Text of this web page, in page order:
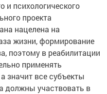
и психологического
проекта
нацелена на
жизни, формирование
поэтому в реабилитации
применять
значит все субъекты
должны участвовать в